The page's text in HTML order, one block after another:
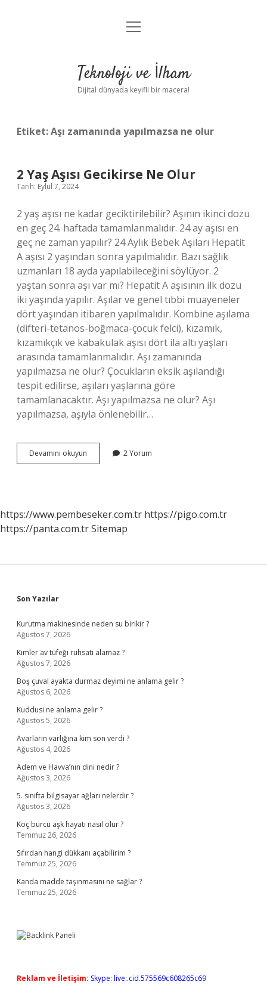
Anasayfa
Yasal Uyarı
menüyü
Teknoloji ve İlham
Dijital dünyada keyifli bir macera!
Etiket:Aşı zamanında yapılmazsa ne olur
2 Yaş Aşısı Gecikirse Ne Olur
Tarih: Eylül 7, 2024
2 yaş aşısı ne kadar geciktirilebilir? Aşının ikinci dozu
en geç 24. haftada tamamlanmalıdır. 24 ay aşısı en
geç ne zaman yapılır? 24 Aylık Bebek Aşıları Hepatit
A aşısı 2 yaşından sonra yapılmalıdır. Bazı sağlık
uzmanları 18 ayda yapılabileceğini söylüyor. 2
yaştan sonra aşı var mı? Hepatit A aşısının ilk dozu
iki yaşında yapılır. Aşılar ve genel tıbbi muayeneler
dört yaşından itibaren yapılmalıdır. Kombine aşılama
(difteri-tetanos-boğmaca-çocuk felci), kızamık,
kızamıkçık ve kabakulak aşısı dört ila altı yaşları
arasında tamamlanmalıdır. Aşı zamanında
yapılmazsa ne olur? Çocukların eksik aşılandığı
tespit edilirse, aşıları yaşlarına göre
tamamlanacaktır. Aşı yapılmazsa ne olur? Aşı
yapılmazsa, aşıyla önlenebilir…
Devamını okuyun
Yaş
2 Yorum
https://www.pembeseker.com.tr https://pigo.com.tr
https://panta.com.trSitemap
Sidebar
Son Yazılar
Kurutma makinesinde neden su birikir ?
Ağustos 7, 2026
Kimler av tüfeği ruhsatı alamaz ?
Ağustos 7, 2026
Boş çuval ayakta durmaz deyimi ne anlama gelir ?
Ağustos 6, 2026
Kuddusi ne anlama gelir ?
Ağustos 5, 2026
Avarların varlığına kim son verdi ?
Ağustos 4, 2026
Adem ve Havva’nın dini nedir ?
Ağustos 3, 2026
5. sınıfta bilgisayar ağları nelerdir ?
Ağustos 3, 2026
Koç burcu aşk hayatı nasıl olur ?
Temmuz 26, 2026
Sıfırdan hangi dükkanı açabilirim ?
Temmuz 25, 2026
Kanda madde taşınmasını ne sağlar ?
Temmuz 25, 2026
Reklam ve İletişim: Skype: live:.cid.575569c608265c69